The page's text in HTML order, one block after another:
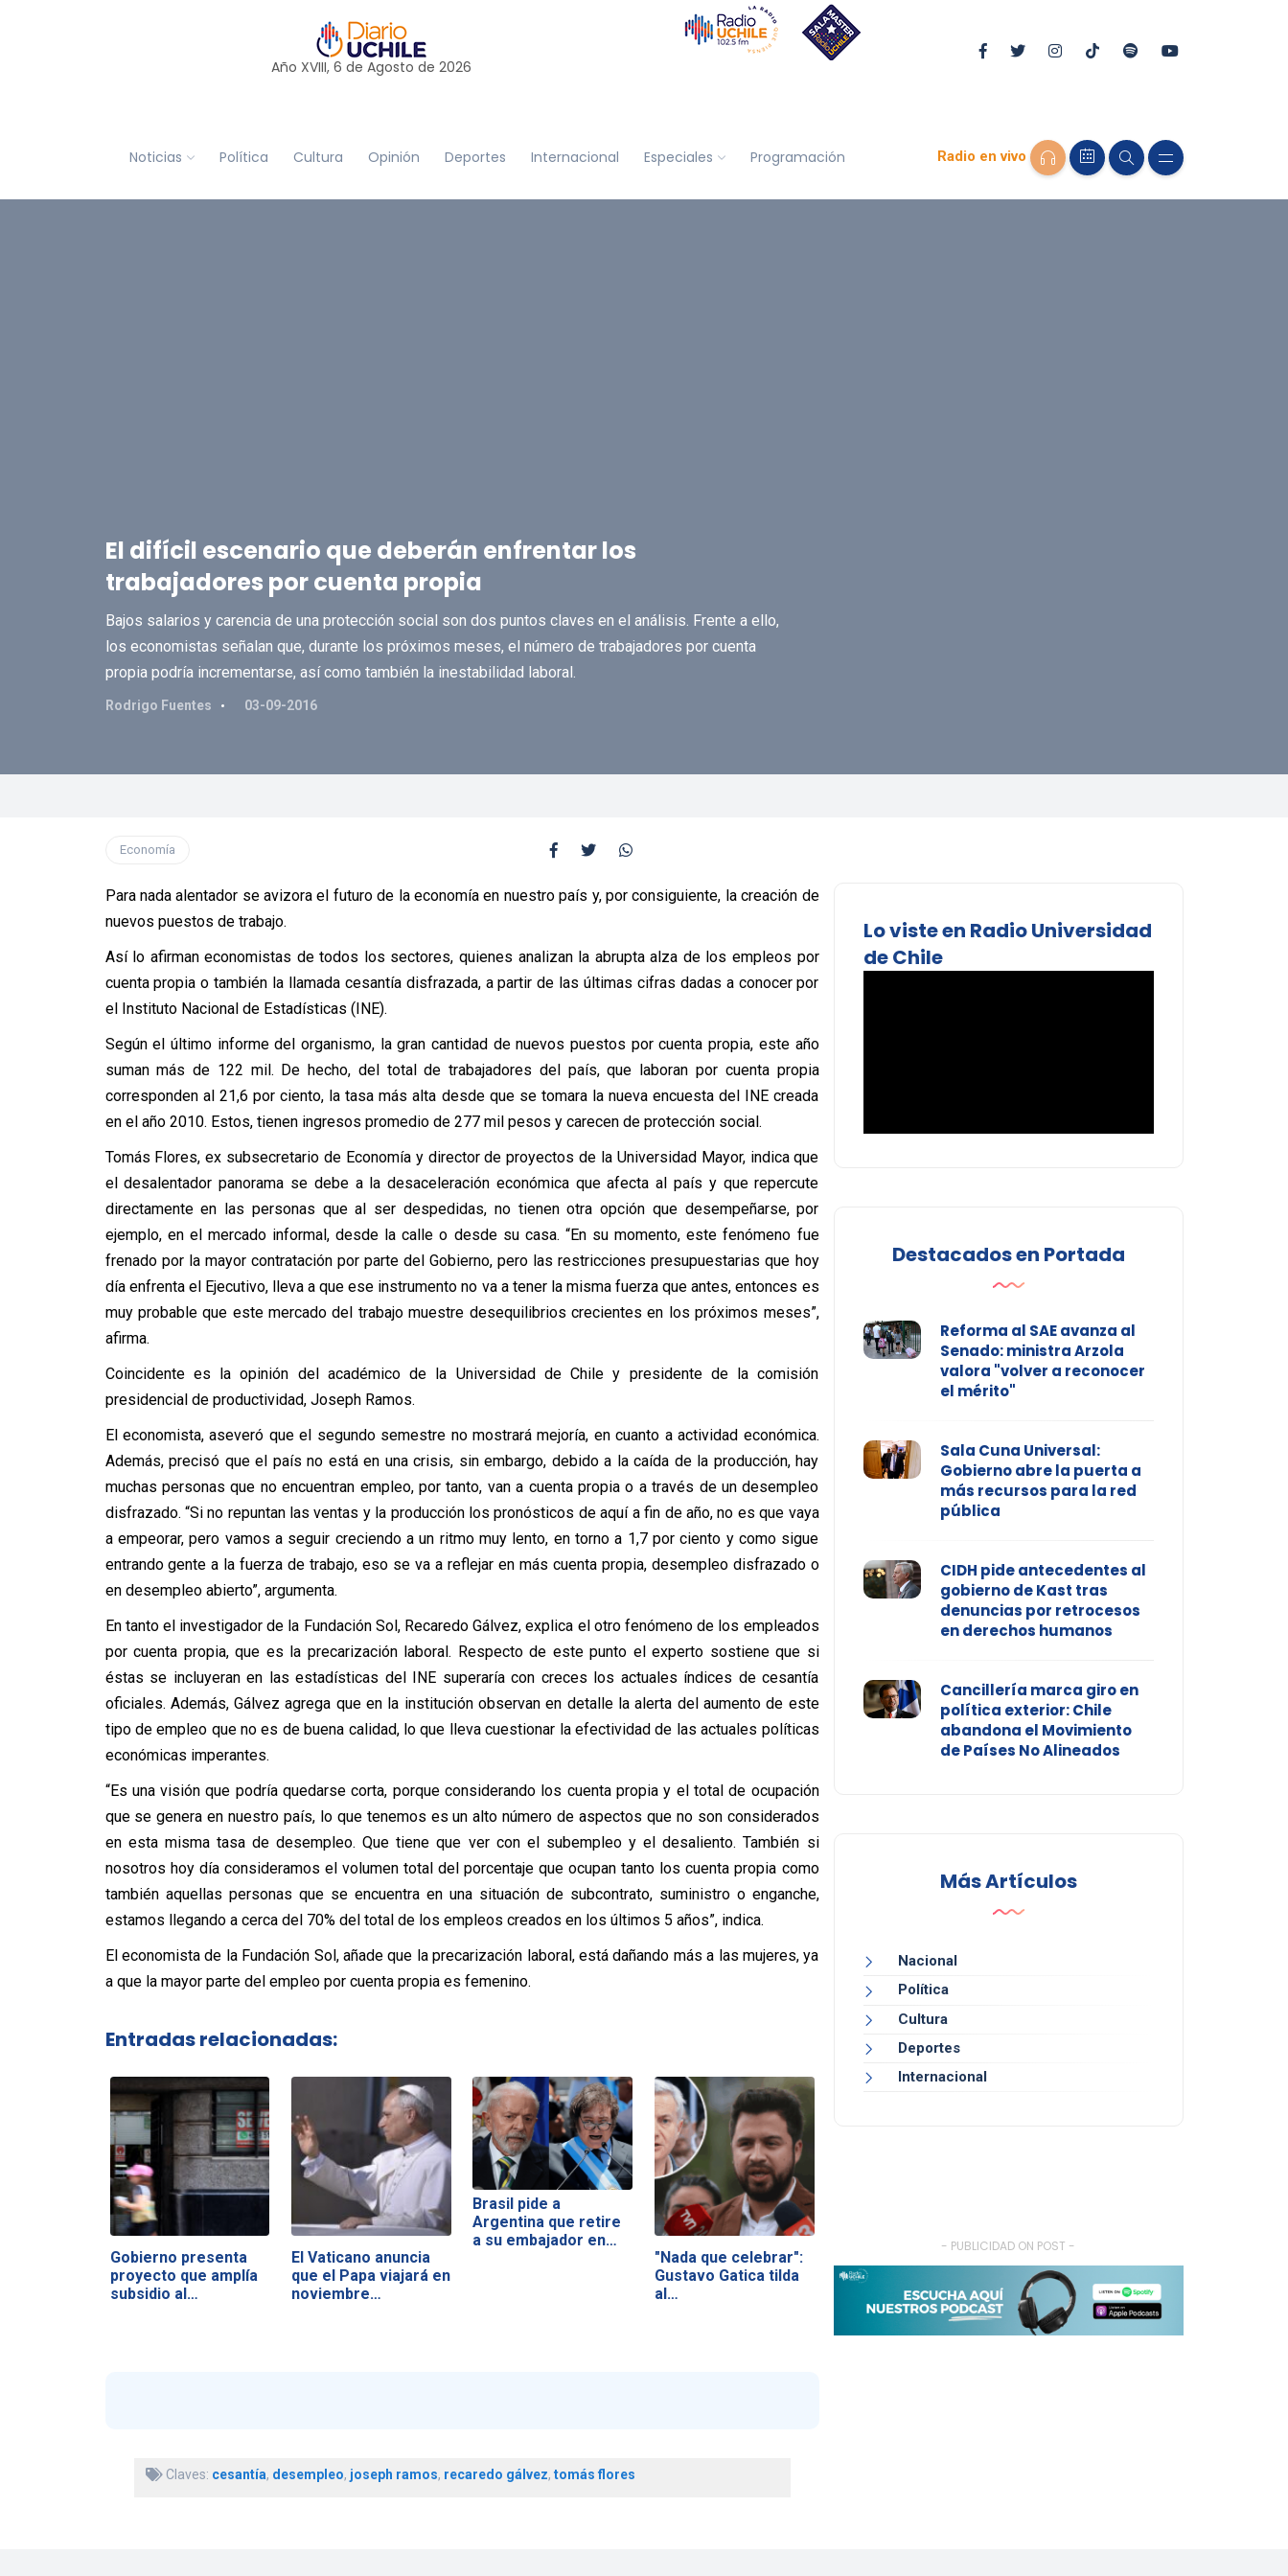
Año XVIII, 6 de Agosto de 2026
Noticias Política Cultura Opinión Deportes Internacional Especiales Programación Radio en vivo
El difícil escenario que deberán enfrentar los
trabajadores por cuenta propia
Bajos salarios y carencia de una protección social son dos puntos claves en el análisis. Frente a ello,
los economistas señalan que, durante los próximos meses, el número de trabajadores por cuenta
propia podría incrementarse, así como también la inestabilidad laboral.
Rodrigo Fuentes 03-09-2016
Economía
Para nada alentador se avizora el futuro de la economía en nuestro país y, por consiguiente, la creación de
nuevos puestos de trabajo.
Así lo afirman economistas de todos los sectores, quienes analizan la abrupta alza de los empleos por
cuenta propia o también la llamada cesantía disfrazada, a partir de las últimas cifras dadas a conocer por
el Instituto Nacional de Estadísticas (INE).
Según el último informe del organismo, la gran cantidad de nuevos puestos por cuenta propia, este año
suman más de 122 mil. De hecho, del total de trabajadores del país, que laboran por cuenta propia
corresponden al 21,6 por ciento, la tasa más alta desde que se tomara la nueva encuesta del INE creada
en el año 2010. Estos, tienen ingresos promedio de 277 mil pesos y carecen de protección social.
Tomás Flores, ex subsecretario de Economía y director de proyectos de la Universidad Mayor, indica que
el desalentador panorama se debe a la desaceleración económica que afecta al país y que repercute
directamente en las personas que al ser despedidas, no tienen otra opción que desempeñarse, por
ejemplo, en el mercado informal, desde la calle o desde su casa. “En su momento, este fenómeno fue
frenado por la mayor contratación por parte del Gobierno, pero las restricciones presupuestarias que hoy
día enfrenta el Ejecutivo, lleva a que ese instrumento no va a tener la misma fuerza que antes, entonces es
muy probable que este mercado del trabajo muestre desequilibrios crecientes en los próximos meses”,
afirma.
Coincidente es la opinión del académico de la Universidad de Chile y presidente de la comisión
presidencial de productividad, Joseph Ramos.
El economista, aseveró que el segundo semestre no mostrará mejoría, en cuanto a actividad económica.
Además, precisó que el país no está en una crisis, sin embargo, debido a la caída de la producción, hay
muchas personas que no encuentran empleo, por tanto, van a cuenta propia o a través de un desempleo
disfrazado. “Si no repuntan las ventas y la producción los pronósticos de aquí a fin de año, no es que vaya
a empeorar, pero vamos a seguir creciendo a un ritmo muy lento, en torno a 1,7 por ciento y como sigue
entrando gente a la fuerza de trabajo, eso se va a reflejar en más cuenta propia, desempleo disfrazado o
en desempleo abierto”, argumenta.
En tanto el investigador de la Fundación Sol, Recaredo Gálvez, explica el otro fenómeno de los empleados
por cuenta propia, que es la precarización laboral. Respecto de este punto el experto sostiene que si
éstas se incluyeran en las estadísticas del INE superaría con creces los actuales índices de cesantía
oficiales. Además, Gálvez agrega que en la institución observan en detalle la alerta del aumento de este
tipo de empleo que no es de buena calidad, lo que lleva cuestionar la efectividad de las actuales políticas
económicas imperantes.
“Es una visión que podría quedarse corta, porque considerando los cuenta propia y el total de ocupación
que se genera en nuestro país, lo que tenemos es un alto número de aspectos que no son considerados
en esta misma tasa de desempleo. Que tiene que ver con el subempleo y el desaliento. También si
nosotros hoy día consideramos el volumen total del porcentaje que ocupan tanto los cuenta propia como
también aquellas personas que se encuentra en una situación de subcontrato, suministro o enganche,
estamos llegando a cerca del 70% del total de los empleos creados en los últimos 5 años”, indica.
El economista de la Fundación Sol, añade que la precarización laboral, está dañando más a las mujeres, ya
a que la mayor parte del empleo por cuenta propia es femenino.
Entradas relacionadas:
Gobierno presenta
proyecto que amplía
subsidio al…
El Vaticano anuncia
que el Papa viajará en
noviembre…
Brasil pide a
Argentina que retire
a su embajador en…
"Nada que celebrar":
Gustavo Gatica tilda
al…
Claves: cesantía, desempleo, joseph ramos, recaredo gálvez, tomás flores
Lo viste en Radio Universidad
de Chile
Destacados en Portada
Reforma al SAE avanza al
Senado: ministra Arzola
valora "volver a reconocer
el mérito"
Sala Cuna Universal:
Gobierno abre la puerta a
más recursos para la red
pública
CIDH pide antecedentes al
gobierno de Kast tras
denuncias por retrocesos
en derechos humanos
Cancillería marca giro en
política exterior: Chile
abandona el Movimiento
de Países No Alineados
Más Artículos
Nacional
Política
Cultura
Deportes
Internacional
- PUBLICIDAD ON POST -